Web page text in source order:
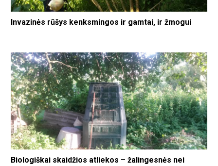
Invazinės rūšys kenksmingos ir gamtai, ir žmogui
Biologiškai skaidžios atliekos – žalingesnės nei